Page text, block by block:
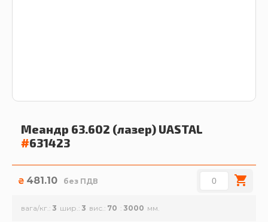
Меандр 63.602 (лазер) UASTAL
#631423
₴ 481.10 без ПДВ
вага/кг. 3 шир. 3 вис. 70 3000